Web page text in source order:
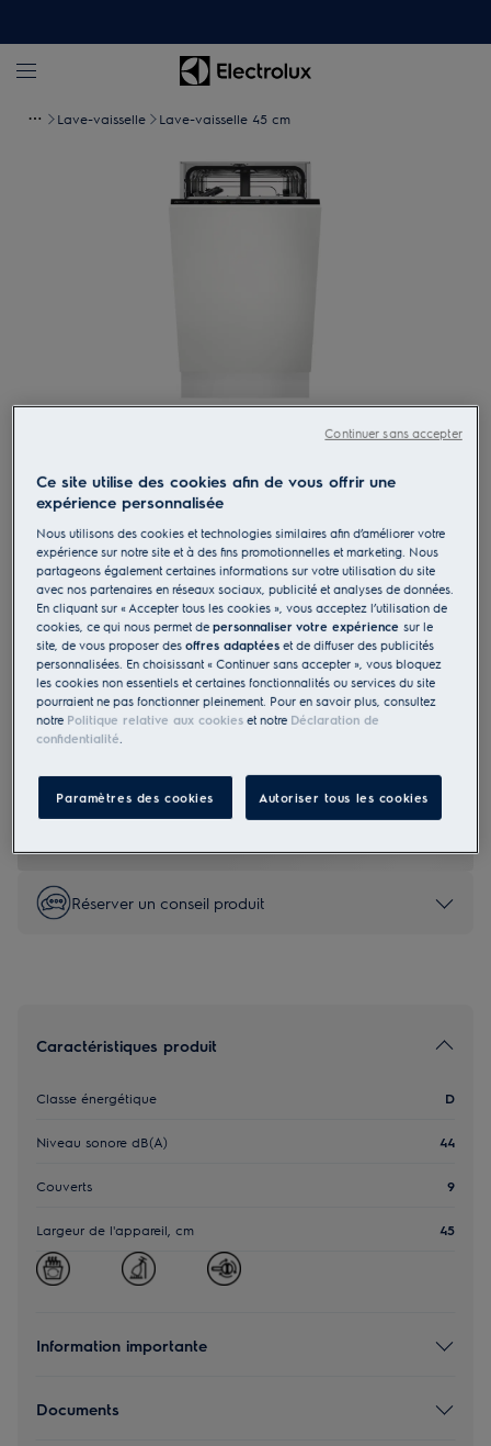
Lave-vaisselle Lave-vaisselle 45 cm
GA45GLV
Lave-vaisselle EURO-Norme 45cm
Entièrement intégrable 9 nombre de
couverts
0 (0)
1 715.00 CHF
PVR incl. IVA en CHF (excl. CAR)
Réserver un conseil produit
Caractéristiques produit
Classe énergétique D
Niveau sonore dB(A) 44
Couverts 9
Largeur de l'appareil, cm 45
Information importante
Documents
Ce site utilise des cookies afin de vous offrir une
expérience personnalisée
Nous utilisons des cookies et technologies similaires afin d’améliorer votre
expérience sur notre site et à des fins promotionnelles et marketing. Nous
partageons également certaines informations sur votre utilisation du site
avec nos partenaires en réseaux sociaux, publicité et analyses de données.
En cliquant sur « Accepter tous les cookies », vous acceptez l’utilisation de
cookies, ce qui nous permet depersonnaliser votre expériencesur le
site, de vous proposer desoffres adaptées et de diffuser des publicités
personnalisées. En choisissant « Continuer sans accepter », vous bloquez
les cookies non essentiels et certaines fonctionnalités ou services du site
pourraient ne pas fonctionner pleinement. Pour en savoir plus, consultez
notre Politique relative aux cookies et notre Déclaration de
confidentialité.
Paramètres des cookies Autoriser tous les cookies
Continuer sans accepter